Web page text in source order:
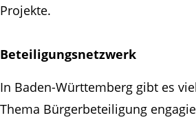
Projekte.
Beteiligungsnetzwerk
In Baden-Württemberg gibt es
Thema Bürgerbeteiligung